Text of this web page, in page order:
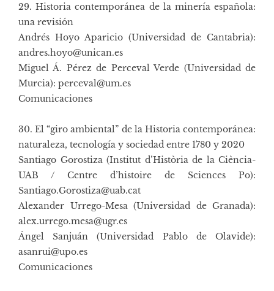
29. Historia contemporánea de la minería española:
una revisión
Andrés Hoyo Aparicio (Universidad de Cantabria):
andres.hoyo@unican.es
Miguel Á. Pérez de Perceval Verde (Universidad de
Murcia): perceval@um.es
Comunicaciones
30. El “giro ambiental” de la Historia contemporánea:
naturaleza, tecnología y sociedad entre 1780 y 2020
Santiago Gorostiza (Institut d’Història de la Ciència-
UAB / Centre d’histoire de Sciences Po):
Santiago.Gorostiza@uab.cat
Alexander Urrego-Mesa (Universidad de Granada):
alex.urrego.mesa@ugr.es
Ángel Sanjuán (Universidad Pablo de Olavide):
asanrui@upo.es
Comunicaciones